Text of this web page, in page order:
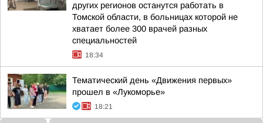
других регионов останутся работать в
Томской области, в больницах которой не
хватает более 300 врачей разных
специальностей
18:34
Тематический день «Движения первых»
прошел в «Лукоморье»
18:21